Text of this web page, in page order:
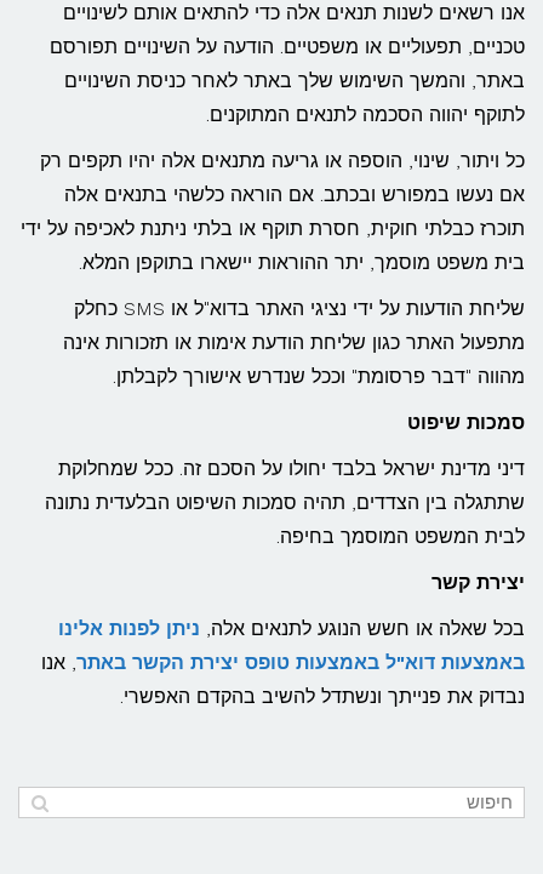
אנו רשאים לשנות תנאים אלה כדי להתאים אותם לשינויים
טכניים, תפעוליים או משפטיים. הודעה על השינויים תפורסם
באתר, והמשך השימוש שלך באתר לאחר כניסת השינויים
לתוקף יהווה הסכמה לתנאים המתוקנים.
כל ויתור, שינוי, הוספה או גריעה מתנאים אלה יהיו תקפים רק
אם נעשו במפורש ובכתב. אם הוראה כלשהי בתנאים אלה
תוכרז כבלתי חוקית, חסרת תוקף או בלתי ניתנת לאכיפה על ידי
בית משפט מוסמך, יתר ההוראות יישארו בתוקפן המלא.
שליחת הודעות על ידי נציגי האתר בדוא"ל או SMS כחלק
מתפעול האתר כגון שליחת הודעת אימות או תזכורות אינה
מהווה "דבר פרסומת" וככל שנדרש אישורך לקבלתן.
סמכות שיפוט
דיני מדינת ישראל בלבד יחולו על הסכם זה. ככל שמחלוקת
שתתגלה בין הצדדים, תהיה סמכות השיפוט הבלעדית נתונה
לבית המשפט המוסמך בחיפה.
יצירת קשר
בכל שאלה או חשש הנוגע לתנאים אלה, ניתן לפנות אלינו
באמצעות דוא"ל באמצעות טופס יצירת הקשר באתר, אנו
נבדוק את פנייתך ונשתדל להשיב בהקדם האפשרי.